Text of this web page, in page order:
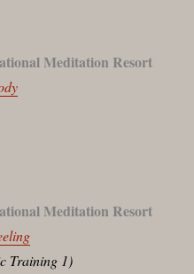
Meditation Resort
Meditation Resort
Training 1)